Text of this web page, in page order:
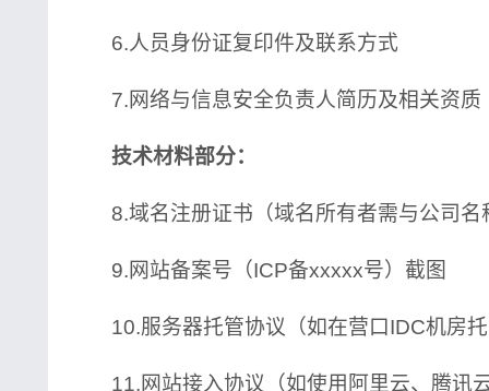
6.人员身份证复印件及联系方式
7.网络与信息安全负责人简历及相关资质
技术材料部分：
8.域名注册证书（域名所有者需与公司名
9.网站备案号（ICP备xxxxx号）截图
10.服务器托管协议（如在营口IDC机房
11.网站接入协议（如使用阿里云、腾讯